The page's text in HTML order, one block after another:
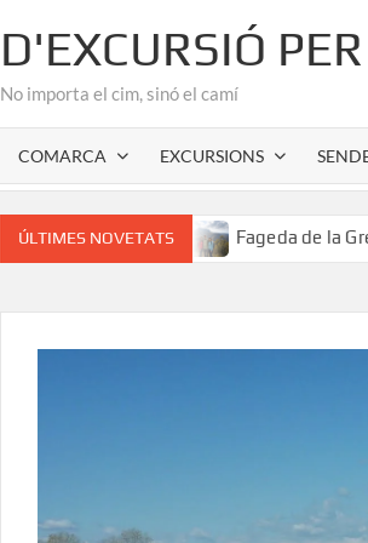
D'EXCURSIÓ
No importa el cim, sinó el camí
COMARCA EXCURSIONS
ÚLTIMES NOVETATS
Fageda de la Grevolosa: El santuari